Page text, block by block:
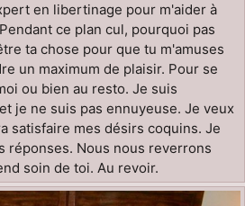
en libertinage pour m'aider à
ce plan cul, pourquoi pas
ta chose pour que tu m'amuses
un maximum de plaisir. Pour se
ou bien au resto. Je suis
je ne suis pas ennuyeuse. Je veux
satisfaire mes désirs coquins. Je
réponses. Nous nous reverrons
soin de toi. Au revoir.